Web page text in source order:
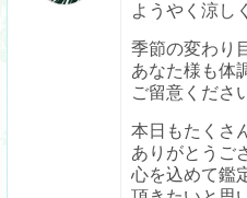
ようやく涼し
季節の変わり
あなた様も体
ご留意くださ
本日もたくさ
ありがとうご
心を込めて鑑